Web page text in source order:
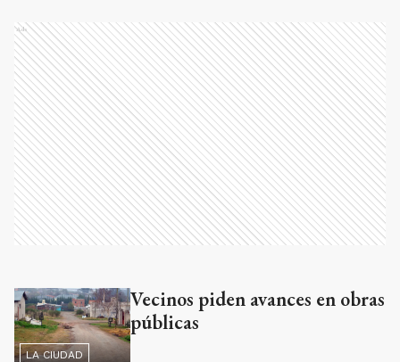
Ads
LA CIUDAD
Vecinos piden avances en obras
públicas